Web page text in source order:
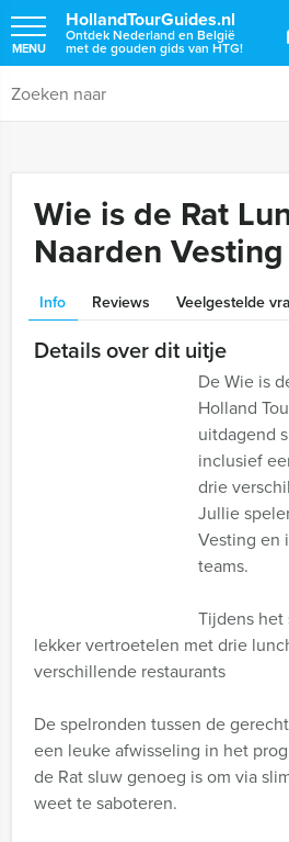
HollandTourGuides.nl
Ontdek Nederland en België
met de gouden gids van HTG!
MENU
Wie is de Rat
Naarden Vesting
Info Reviews Veelgestelde
Details over dit uitje
De Wie is
Holland
uitdagend
inclusief
drie
Jullie
Vesting en
teams.
Tijdens
lekker vertroetelen met drie
verschillende restaurants
De spelronden tussen de
een leuke afwisseling in het
de Rat sluw genoeg is om via
weet te saboteren.